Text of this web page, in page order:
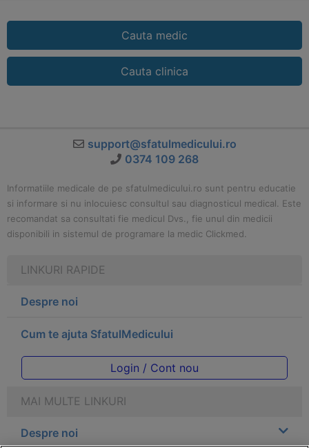
Cauta medic
Cauta clinica
support@sfatulmedicului.ro
0374 109 268
Informatiile medicale de pe sfatulmedicului.ro sunt pentru educatie
si informare si nu inlocuiesc consultul sau diagnosticul medical. Este
recomandat sa consultati fie medicul Dvs., fie unul din medicii
disponibili in sistemul de programare la medic Clickmed.
LINKURI RAPIDE
Despre noi
Cum te ajuta SfatulMedicului
Login / Cont nou
MAI MULTE LINKURI
Despre noi